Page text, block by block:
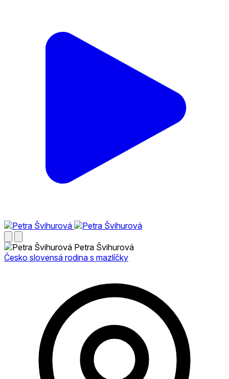
Petra Švihurová
Česko slovensá rodina s mazlíčky